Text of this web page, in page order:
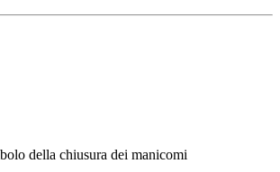
della chiusura dei manicomi